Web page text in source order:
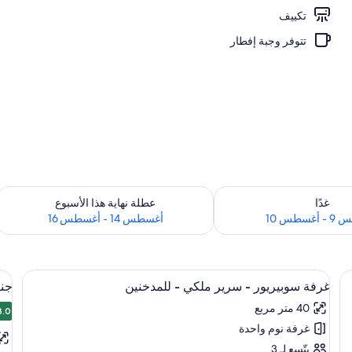
تكييف
تتوفر وجبة إفطار
غدًا
10
لغد للفترة أغسطس 9 - أغسطس 10
عطلة نهاية هذا الأسبوع
أغسطس 14 - أغسطس 16
تحقق من مدى التوفر لعطلة نهاية هذا الأسبوع
ومكتب ومساحة عمل للكمبيوتر المحمول
استعراض
جميع
صور
غرفة
أغطية فراش متميزة وخزنة داخل الغرفة
8
غرفة سوبيريور - سرير ملكي - للمدخنين
40 متر مربع
غرفة نوم واحدة
يتّسع لـ 3